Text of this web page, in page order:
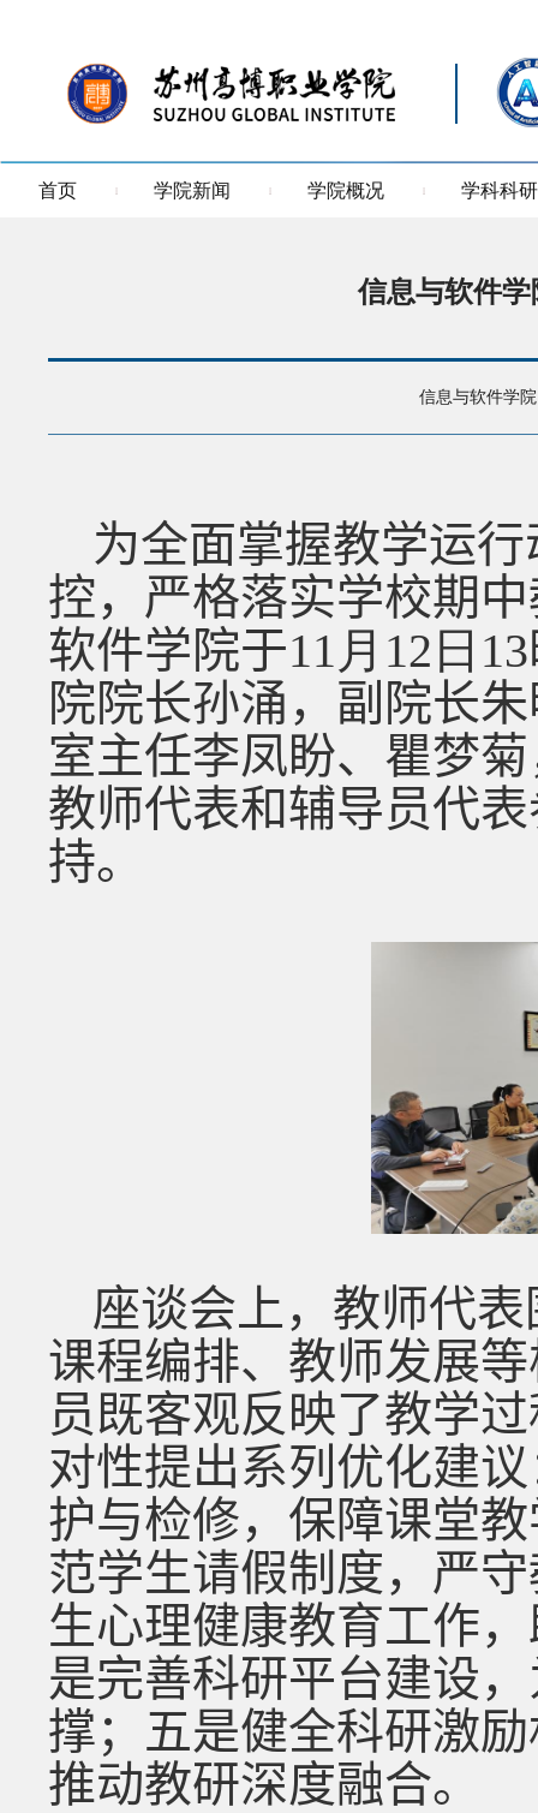
首页 学院新闻 学院概况 学科科研
信息与软件
信息与软件学院
为全面掌握教学运
控， 严格落实学校期
软件学院于11月 12 日 13
院院长孙涌 ， 副院长
室主任李凤盼、 瞿梦
教师代表和辅导员代表
持。
座谈会上，教师代
课程编排、教师发展
员既客观反映了教学
对性提出系列优化建
护与检修，保障课堂
范学生请假制度，严
生心理健康教育工作
是完善科研平台建设
撑；五是健全科研激
推动教研深度融合。